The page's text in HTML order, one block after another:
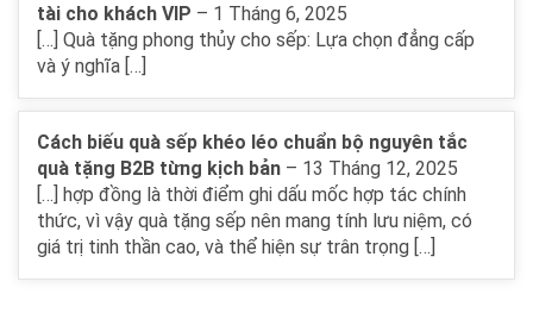
tài cho khách VIP – 1 Tháng 6, 2025
[…] Quà tặng phong thủy cho sếp: Lựa chọn đẳng cấp
và ý nghĩa […]
Cách biếu quà sếp khéo léo chuẩn bộ nguyên tắc
quà tặng B2B từng kịch bản – 13 Tháng 12, 2025
[…] hợp đồng là thời điểm ghi dấu mốc hợp tác chính
thức, vì vậy quà tặng sếp nên mang tính lưu niệm, có
giá trị tinh thần cao, và thể hiện sự trân trọng […]